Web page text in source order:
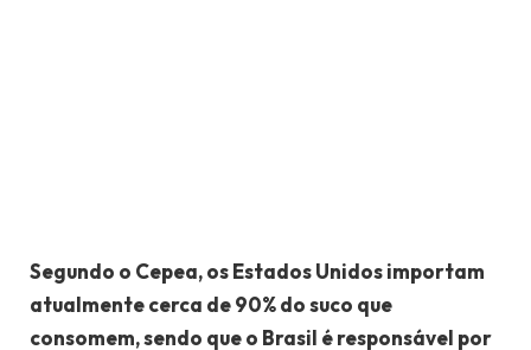
Segundo o Cepea, os Estados Unidos importam
atualmente cerca de 90% do suco que
consomem, sendo que o Brasil é responsável por